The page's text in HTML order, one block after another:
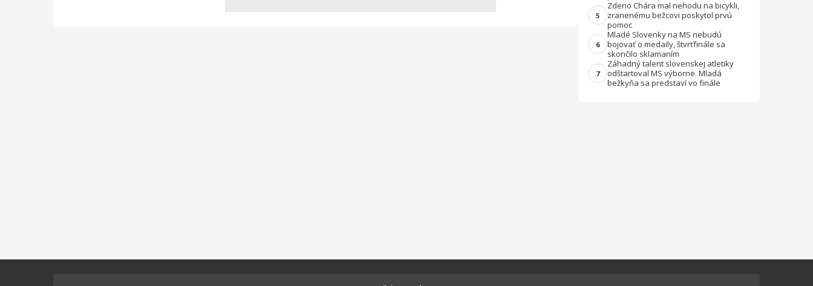
5
Zdeno Chára mal nehodu na bicykli,
zranenému bežcovi poskytol prvú
pomoc
6
Mladé Slovenky na MS nebudú
bojovať o medaily, štvrťfinále sa
skončilo sklamaním
7
Záhadný talent slovenskej atletiky
odštartoval MS výborne. Mladá
bežkyňa sa predstaví vo finále